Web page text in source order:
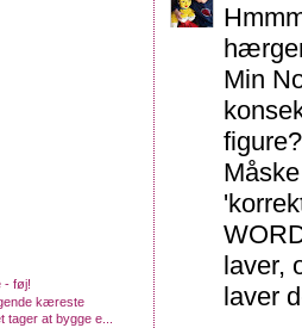
Min
figure?
laver,
laver
- føj!
kæreste
tager at bygge e...